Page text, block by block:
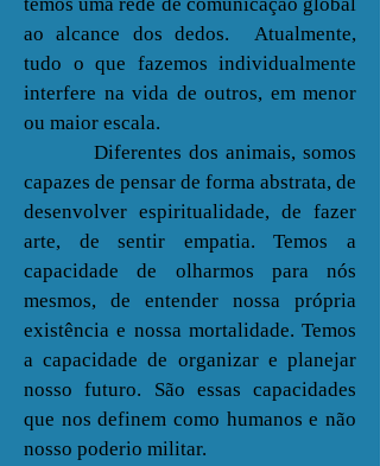
ao alcance dos dedos. Atualmente,
tudo o que fazemos individualmente
interfere na vida de outros, em menor
ou maior escala.
Diferentes dos animais, somos
capazes de pensar de forma abstrata, de
desenvolver espiritualidade, de fazer
arte, de sentir empatia. Temos a
capacidade de olharmos para nós
mesmos, de entender nossa própria
existência e nossa mortalidade. Temos
a capacidade de organizar e planejar
nosso futuro. São essas capacidades
que nos definem como humanos e não
nosso poderio militar.